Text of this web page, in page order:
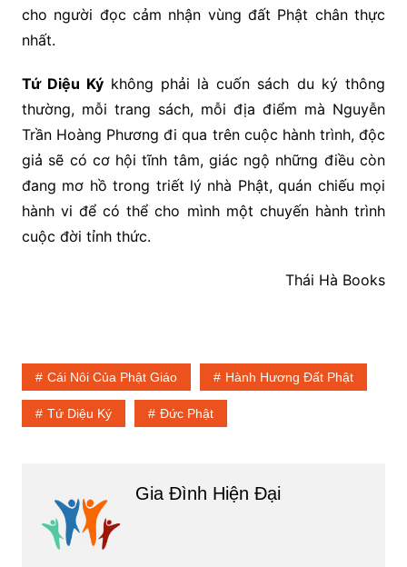
cho người đọc cảm nhận vùng đất Phật chân thực
nhất.
Tứ Diệu Ký không phải là cuốn sách du ký thông
thường, mỗi trang sách, mỗi địa điểm mà Nguyễn
Trần Hoàng Phương đi qua trên cuộc hành trình, độc
giả sẽ có cơ hội tĩnh tâm, giác ngộ những điều còn
đang mơ hồ trong triết lý nhà Phật, quán chiếu mọi
hành vi để có thể cho mình một chuyến hành trình
cuộc đời tỉnh thức.
Thái Hà Books
Cái Nôi Của Phật Giáo Hành Hương Đất Phật
Tứ Diệu Ký Đức Phật
Gia Đình Hiện Đại